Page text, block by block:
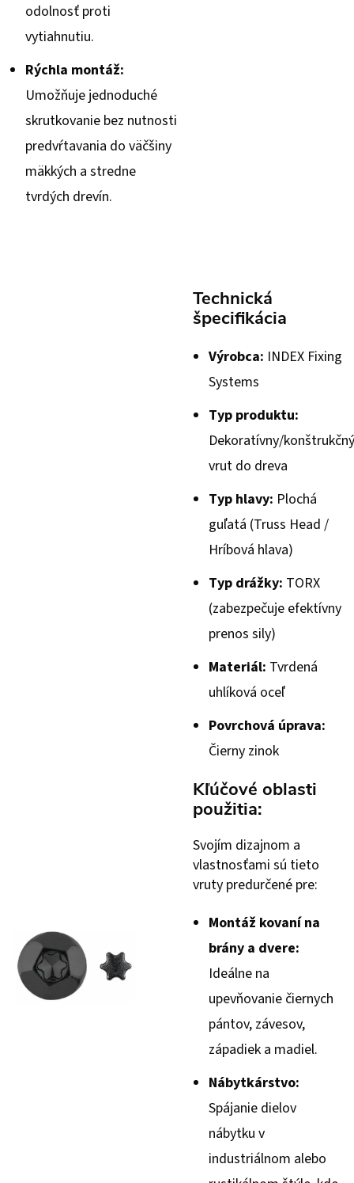
odolnosť proti
vytiahnutiu.
Rýchla montáž:
Umožňuje jednoduché
skrutkovanie bez nutnosti
predvŕtavania do väčšiny
mäkkých a stredne
tvrdých drevín.
Technická
špecifikácia
Výrobca: INDEX Fixing
Systems
Typ produktu:
Dekoratívny/konštrukčný
vrut do dreva
Typ hlavy: Plochá
guľatá (Truss Head /
Hríbová hlava)
Typ drážky: TORX
(zabezpečuje efektívny
prenos sily)
Materiál: Tvrdená
uhlíková oceľ
Povrchová úprava:
Čierny zinok
Kľúčové oblasti
použitia:
Svojím dizajnom a
vlastnosťami sú tieto
vruty predurčené pre:
Montáž kovaní na
brány a dvere:
Ideálne na
upevňovanie čiernych
pántov, závesov,
západiek a madiel.
Nábytkárstvo:
Spájanie dielov
nábytku v
industriálnom alebo